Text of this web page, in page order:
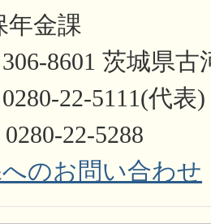
年金課
8601 茨城県
22-5111(代表)
22-5288
のお問い合わせ